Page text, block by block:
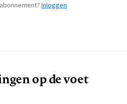
Inloggen
op de voet